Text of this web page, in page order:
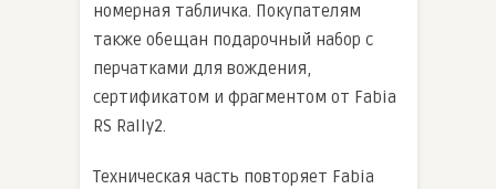
номерная табличка. Покупателям
также обещан подарочный набор с
перчатками для вождения,
сертификатом и фрагментом от Fabia
RS Rally2.
Техническая часть повторяет Fabia